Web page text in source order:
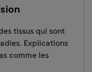
tissus qui sont
Explications
comme les